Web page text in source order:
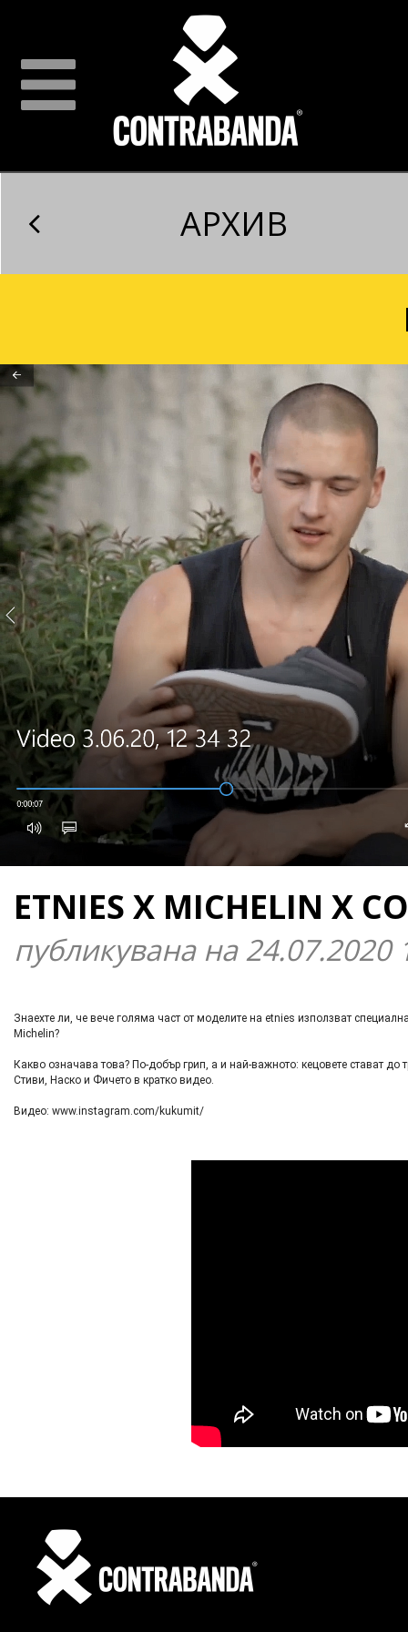
АРХИВ
ETNIES X MICHELIN X
публикувана на
Знаехте ли, че вече голяма част от моделите на etnies използват
Michelin?
Какво означава това? По-добър грип, а и най-важното: кецовете стават
Стиви, Наско и Фичето в кратко видео.
Видео: www.instagram.com/kukumit/